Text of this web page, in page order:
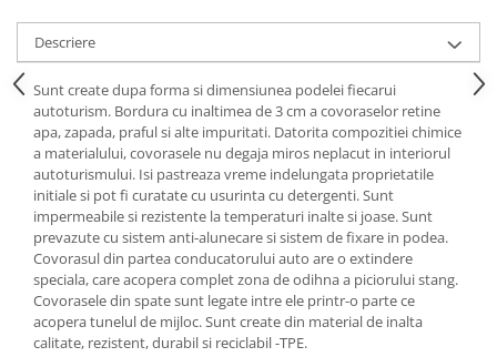
Vaselina si spray-uri tehnice moto
Filtre moto
Filtru combustibil
Buson golire ulei
Filtru ulei moto
Filtru aer moto
Intretinere si curatare filtre moto
Intretinere moto
Intretinere echipament moto
Curatare moto
Covor moto
Descriere
Sunt create dupa forma si dimensiunea podelei fiecarui
autoturism. Bordura cu inaltimea de 3 cm a covoraselor retine
apa, zapada, praful si alte impuritati. Datorita compozitiei chimice
a materialului, covorasele nu degaja miros neplacut in interiorul
autoturismului. Isi pastreaza vreme indelungata proprietatile
initiale si pot fi curatate cu usurinta cu detergenti. Sunt
impermeabile si rezistente la temperaturi inalte si joase. Sunt
prevazute cu sistem anti-alunecare si sistem de fixare in podea.
Covorasul din partea conducatorului auto are o extindere
speciala, care acopera complet zona de odihna a piciorului stang.
Covorasele din spate sunt legate intre ele printr-o parte ce
acopera tunelul de mijloc. Sunt create din material de inalta
calitate, rezistent, durabil si reciclabil -TPE.